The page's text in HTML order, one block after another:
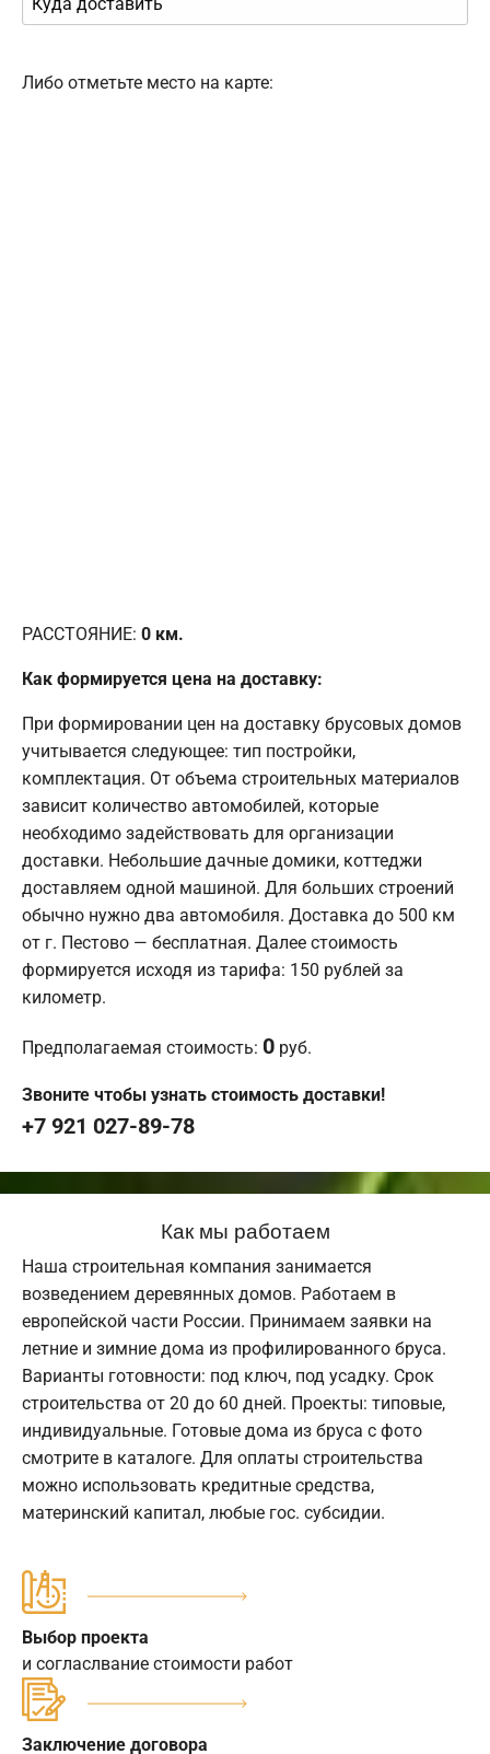
Либо отметьте место на карте:
РАССТОЯНИЕ: 0 км.
Как формируется цена на доставку:
При формировании цен на доставку брусовых домов
учитывается следующее: тип постройки,
комплектация. От объема строительных материалов
зависит количество автомобилей, которые
необходимо задействовать для организации
доставки. Небольшие дачные домики, коттеджи
доставляем одной машиной. Для больших строений
обычно нужно два автомобиля. Доставка до 500 км
от г. Пестово — бесплатная. Далее стоимость
формируется исходя из тарифа: 150 рублей за
километр.
Предполагаемая стоимость: 0 руб.
Звоните чтобы узнать стоимость доставки!
+7 921 027-89-78
Как мы работаем
Наша строительная компания занимается
возведением деревянных домов. Работаем в
европейской части России. Принимаем заявки на
летние и зимние дома из профилированного бруса.
Варианты готовности: под ключ, под усадку. Срок
строительства от 20 до 60 дней. Проекты: типовые,
индивидуальные. Готовые дома из бруса с фото
смотрите в каталоге. Для оплаты строительства
можно использовать кредитные средства,
материнский капитал, любые гос. субсидии.
Выбор проекта
и согласлвание стоимости работ
Заключение договора